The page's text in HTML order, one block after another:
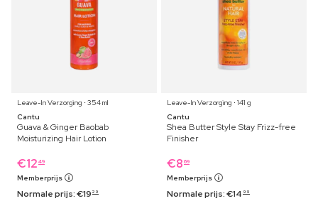
Leave-In Verzorging ⋅ 354 ml
Cantu
Guava & Ginger Baobab
Moisturizing Hair Lotion
€12 49
Memberprijs
Normale prijs:€19 29
Leave-In Verzorging ⋅ 141 g
Cantu
Shea Butter Style Stay Frizz-free
Finisher
€8 69
Memberprijs
Normale prijs:€14 99